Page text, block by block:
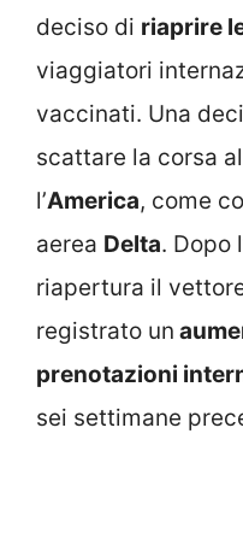
deciso di riaprire
viaggiatori
vaccinati. Una
scattare la corsa
l’America, come
aerea Delta. Dopo
riapertura il
registrato un
prenotazioni
sei settimane